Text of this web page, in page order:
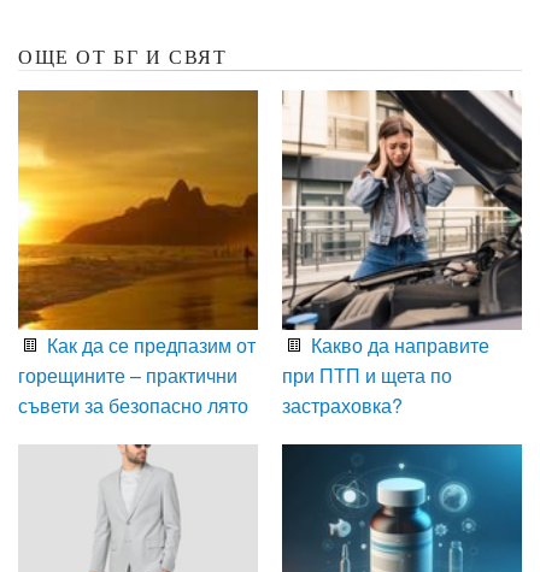
ОЩЕ ОТ БГ И СВЯТ
Как да се предпазим от
горещините – практични
съвети за безопасно лято
Какво да направите
при ПТП и щета по
застраховка?